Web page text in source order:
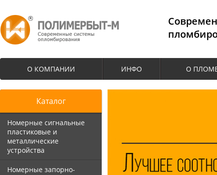
О КОМПАНИИ ИНФО О
Каталог
Номерные сигнальные
пластиковые и
металлические
устройства
Номерные запорно-